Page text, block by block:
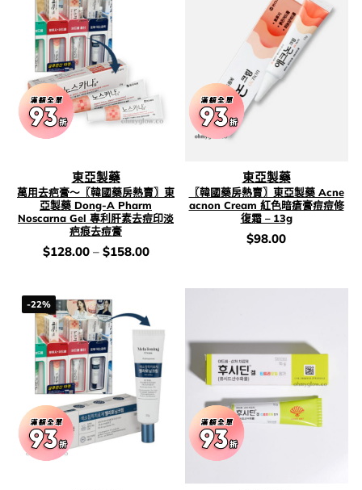
東亞製藥
萬用去疤膏～〖韓國藥房熱賣〗東
亞製藥 Dong-A Pharm
Noscarna Gel 專利肝素去痘印淡
疤痕去痘膏
價
$128.00– $158.00
東亞製藥
〖韓國藥房熱賣〗東亞製藥 Acne
acnon Cream 紅色暗瘡膏痘痘修
復霜 – 13g
價
$98.00
-22%